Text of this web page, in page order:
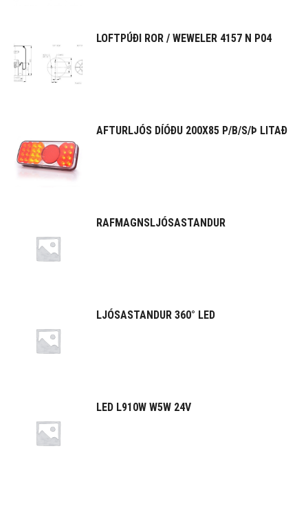
LOFTPÚÐI ROR / WEWELER 4157 N P04
AFTURLJÓS DÍÓÐU 200X85 P/B/S/Þ LITAÐ
RAFMAGNSLJÓSASTANDUR
LJÓSASTANDUR 360° LED
LED L910W W5W 24V